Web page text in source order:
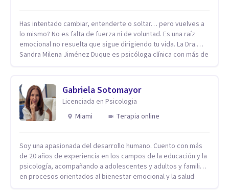
Has intentado cambiar, entenderte o soltar… pero vuelves a
lo mismo? No es falta de fuerza ni de voluntad. Es una raíz
emocional no resuelta que sigue dirigiendo tu vida. La Dra.
Sandra Milena Jiménez Duque es psicóloga clínica con más de
ansiedad, la baja autoestima, la dependencia emocional y los
conflictos de pareja. Ha trabajado con pacientes en
diferentes países, acompañando procesos complejos. Su
enfoque terapéutico se diferencia por una premisa clara: no
sistema emocional, reprocesamiento de heridas de la
infancia y reestructuración cognitiva profunda, permitiendo
transformar patrones, emociones y decisiones desde su
origen. Si buscas un proceso superficial, este no es el lugar.
Gabriela Sotomayor
Licenciada en Psicologia
Miami
Terapia online
Soy una apasionada del desarrollo humano. Cuento con más
de 20 años de experiencia en los campos de la educación y la
psicología, acompañando a adolescentes y adultos y familias
en procesos orientados al bienestar emocional y la salud